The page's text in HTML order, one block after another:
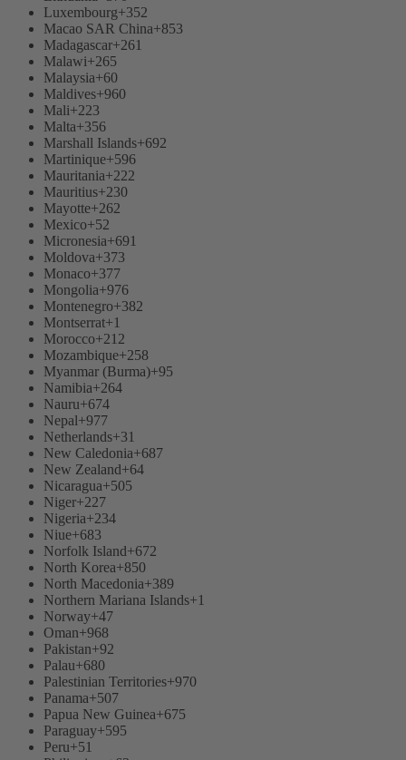
Luxembourg+352
Macao SAR China+853
Madagascar+261
Malawi+265
Malaysia+60
Maldives+960
Mali+223
Malta+356
Marshall Islands+692
Martinique+596
Mauritania+222
Mauritius+230
Mayotte+262
Mexico+52
Micronesia+691
Moldova+373
Monaco+377
Mongolia+976
Montenegro+382
Montserrat+1
Morocco+212
Mozambique+258
Myanmar (Burma)+95
Namibia+264
Nauru+674
Nepal+977
Netherlands+31
New Caledonia+687
New Zealand+64
Nicaragua+505
Niger+227
Nigeria+234
Niue+683
Norfolk Island+672
North Korea+850
North Macedonia+389
Northern Mariana Islands+1
Norway+47
Oman+968
Pakistan+92
Palau+680
Palestinian Territories+970
Panama+507
Papua New Guinea+675
Paraguay+595
Peru+51